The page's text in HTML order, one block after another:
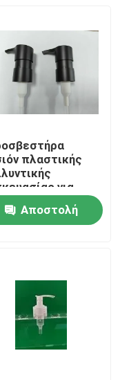
πλαστικής
για
Αποστολή